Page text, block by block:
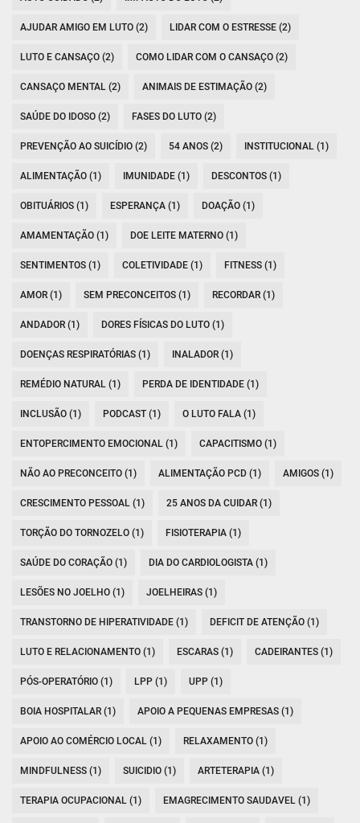
AJUDAR AMIGO EM LUTO (2) LIDAR COM O ESTRESSE (2)
LUTO E CANSAÇO (2) COMO LIDAR COM O CANSAÇO (2)
CANSAÇO MENTAL (2) ANIMAIS DE ESTIMAÇÃO (2)
SAÚDE DO IDOSO (2) FASES DO LUTO (2)
PREVENÇÃO AO SUICÍDIO (2) 54 ANOS (2) INSTITUCIONAL (1)
ALIMENTAÇÃO (1) IMUNIDADE (1) DESCONTOS (1)
OBITUÁRIOS (1) ESPERANÇA (1) DOAÇÃO (1)
AMAMENTAÇÃO (1) DOE LEITE MATERNO (1)
SENTIMENTOS (1) COLETIVIDADE (1) FITNESS (1)
AMOR (1) SEM PRECONCEITOS (1) RECORDAR (1)
ANDADOR (1) DORES FÍSICAS DO LUTO (1)
DOENÇAS RESPIRATÓRIAS (1) INALADOR (1)
REMÉDIO NATURAL (1) PERDA DE IDENTIDADE (1)
INCLUSÃO (1) PODCAST (1) O LUTO FALA (1)
ENTOPERCIMENTO EMOCIONAL (1) CAPACITISMO (1)
NÃO AO PRECONCEITO (1) ALIMENTAÇÃO PCD (1) AMIGOS (1)
CRESCIMENTO PESSOAL (1) 25 ANOS DA CUIDAR (1)
TORÇÃO DO TORNOZELO (1) FISIOTERAPIA (1)
SAÚDE DO CORAÇÃO (1) DIA DO CARDIOLOGISTA (1)
LESÕES NO JOELHO (1) JOELHEIRAS (1)
TRANSTORNO DE HIPERATIVIDADE (1) DEFICIT DE ATENÇÃO (1)
LUTO E RELACIONAMENTO (1) ESCARAS (1) CADEIRANTES (1)
PÓS-OPERATÓRIO (1) LPP (1) UPP (1)
BOIA HOSPITALAR (1) APOIO A PEQUENAS EMPRESAS (1)
APOIO AO COMÉRCIO LOCAL (1) RELAXAMENTO (1)
MINDFULNESS (1) SUICIDIO (1) ARTETERAPIA (1)
TERAPIA OCUPACIONAL (1) EMAGRECIMENTO SAUDAVEL (1)